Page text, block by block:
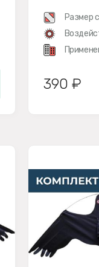
Размер
390 ₽